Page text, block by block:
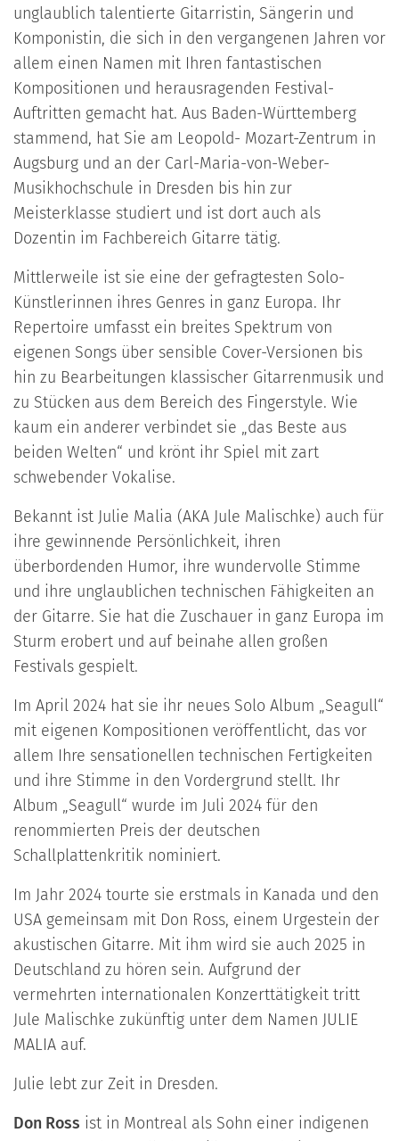
unglaublich talentierte Gitarristin, Sängerin und
Komponistin, die sich in den vergangenen Jahren vor
allem einen Namen mit Ihren fantastischen
Kompositionen und herausragenden Festival-
Auftritten gemacht hat. Aus Baden-Württemberg
stammend, hat Sie am Leopold- Mozart-Zentrum in
Augsburg und an der Carl-Maria-von-Weber-
Musikhochschule in Dresden bis hin zur
Meisterklasse studiert und ist dort auch als
Dozentin im Fachbereich Gitarre tätig.
Mittlerweile ist sie eine der gefragtesten Solo-
Künstlerinnen ihres Genres in ganz Europa. Ihr
Repertoire umfasst ein breites Spektrum von
eigenen Songs über sensible Cover-Versionen bis
hin zu Bearbeitungen klassischer Gitarrenmusik und
zu Stücken aus dem Bereich des Fingerstyle. Wie
kaum ein anderer verbindet sie „das Beste aus
beiden Welten“ und krönt ihr Spiel mit zart
schwebender Vokalise.
Bekannt ist Julie Malia (AKA Jule Malischke) auch für
ihre gewinnende Persönlichkeit, ihren
überbordenden Humor, ihre wundervolle Stimme
und ihre unglaublichen technischen Fähigkeiten an
der Gitarre. Sie hat die Zuschauer in ganz Europa im
Sturm erobert und auf beinahe allen großen
Festivals gespielt.
Im April 2024 hat sie ihr neues Solo Album „Seagull“
mit eigenen Kompositionen veröffentlicht, das vor
allem Ihre sensationellen technischen Fertigkeiten
und ihre Stimme in den Vordergrund stellt. Ihr
Album „Seagull“ wurde im Juli 2024 für den
renommierten Preis der deutschen
Schallplattenkritik nominiert.
Im Jahr 2024 tourte sie erstmals in Kanada und den
USA gemeinsam mit Don Ross, einem Urgestein der
akustischen Gitarre. Mit ihm wird sie auch 2025 in
Deutschland zu hören sein. Aufgrund der
vermehrten internationalen Konzerttätigkeit tritt
Jule Malischke zukünftig unter dem Namen JULIE
MALIA auf.
Julie lebt zur Zeit in Dresden.
Don Ross ist in Montreal als Sohn einer indigenen